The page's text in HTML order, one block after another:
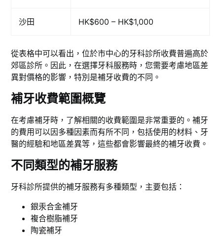
沙田 HK$600 – HK$1,000
從表格中可以看出，位於市中心的牙科診所收費普遍高於
郊區診所。因此，在選擇牙科服務時，您需要考慮地區差
異對價格的影響，特別是補牙收費的不同。
補牙收費範圍概覽
在考慮補牙時，了解相關的收費範圍是非常重要的。補牙
的費用可以因多種因素而有所不同，包括使用的材料、牙
醫的經驗和地區差異等，這些都會影響最終的補牙收費。
不同類型的補牙服務
牙科診所提供的補牙服務有多種類型，主要包括：
銀汞合金補牙
複合樹脂補牙
陶瓷補牙